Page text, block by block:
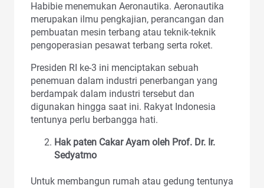
Habibie menemukan Aeronautika. Aeronautika
merupakan ilmu pengkajian, perancangan dan
pembuatan mesin terbang atau teknik-teknik
pengoperasian pesawat terbang serta roket.
Presiden RI ke-3 ini menciptakan sebuah
penemuan dalam industri penerbangan yang
berdampak dalam industri tersebut dan
digunakan hingga saat ini. Rakyat Indonesia
tentunya perlu berbangga hati.
Hak paten Cakar Ayam oleh Prof. Dr. Ir.
Sedyatmo
Untuk membangun rumah atau gedung tentunya